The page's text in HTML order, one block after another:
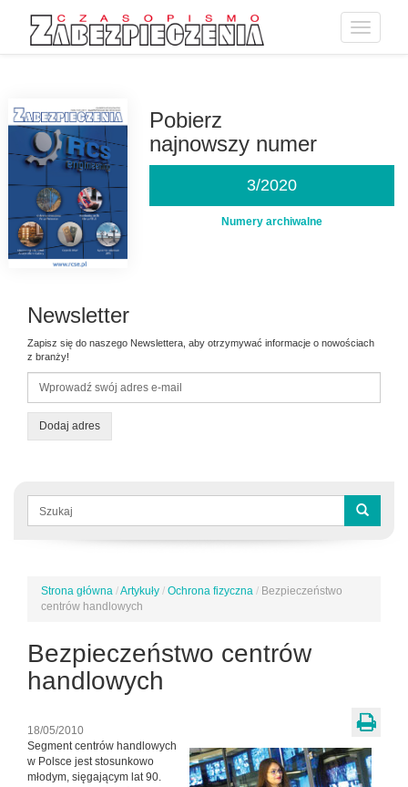
Toggle
Pobierz
najnowszy numer
3/2020
Numery archiwalne
Newsletter
Zapisz się do naszego Newslettera, aby otrzymywać informacje o nowościach
z branży!
Dodaj adres
Formularz
wyszukiwania
Jesteś
tutaj
Strona główna /Artykuły / Ochrona fizyczna / Bezpieczeństwo
centrów handlowych
Bezpieczeństwo centrów
handlowych
18/05/2010
Segment centrów handlowych
w Polsce jest stosunkowo
młodym, sięgającym lat 90.